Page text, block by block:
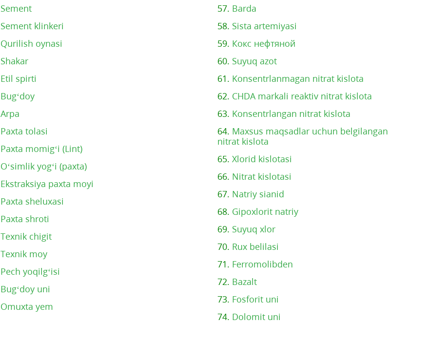
Sement
Sement klinkeri
Qurilish oynasi
Shakar
Etil spirti
Bug‘doy
Arpa
Paxta tolasi
Paxta momig‘i (Lint)
O‘simlik yog‘i (paxta)
Ekstraksiya paxta moyi
Paxta sheluxasi
Paxta shroti
Texnik chigit
Texnik moy
Pech yoqilg‘isi
Bug‘doy uni
Omuxta yem
57. Barda
58. Sista artemiyasi
59. Кокс нефтяной
60. Suyuq azot
61. Konsentrlanmagan nitrat kislota
62. CHDA markali reaktiv nitrat kislota
63. Konsentrlangan nitrat kislota
64. Maxsus maqsadlar uchun belgilangan
nitrat kislota
65. Xlorid kislotasi
66. Nitrat kislotasi
67. Natriy sianid
68. Gipoxlorit natriy
69. Suyuq xlor
70. Rux belilasi
71. Ferromolibden
72. Bazalt
73. Fosforit uni
74. Dolomit uni